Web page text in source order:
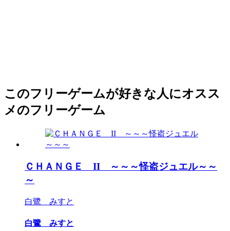
このフリーゲームが好きな人にオスス
メのフリーゲーム
ＣＨＡＮＧＥ II ～～～怪盗ジュエル～～
～
白鷺 みすと
白鷺 みすと